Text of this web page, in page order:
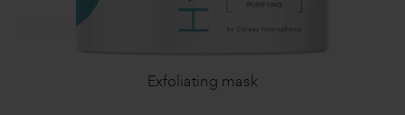
Exfoliating mask